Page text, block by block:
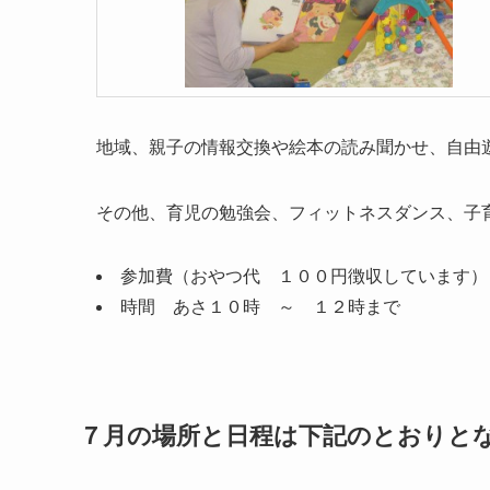
地域、親子の情報交換や絵本の読み聞かせ、自由
その他、育児の勉強会、フィットネスダンス、
参加費（おやつ代 １００円徴収しています）
時間 あさ１０時 ～ １２時まで
７月の場所と日程は下記のとおりと